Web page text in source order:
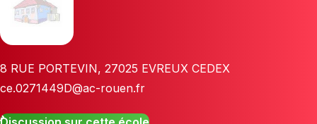
8 RUE PORTEVIN, 27025 EVREUX CEDEX
ce.0271449D@ac-rouen.fr